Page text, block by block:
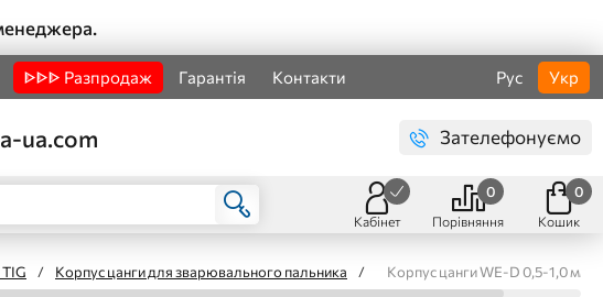
ᐈᐈᐈ Разпродаж Гарантія Контакти Рус Укр
ua.com Зателефонуємо
Кабінет Порівняння
0
Кошик
0
/ Корпус цанги для зварювального пальника / Корпус цанги WE-D 0,5-1,0 мм